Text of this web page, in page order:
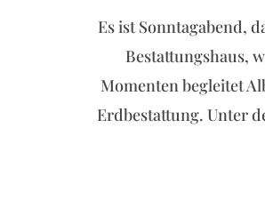
Es ist Sonntagabend,
Bestattungshaus,
Momenten begleitet
Erdbestattung. Unter